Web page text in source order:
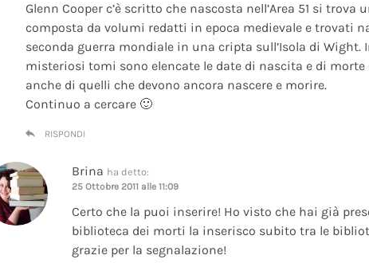
Glenn Cooper c’è scritto che nascosta nell’Area 51 si trova
composta da volumi redatti in epoca medievale e trovati
seconda guerra mondiale in una cripta sull’Isola di Wight.
misteriosi tomi sono elencate le date di nascita e di
anche di quelli che devono ancora nascere e morire.
Continuo a cercare 🙂
RISPONDI
Brina ha detto:
25 Ottobre 2011 alle 11:09
Certo che la puoi inserire! Ho visto che hai già
biblioteca dei morti la inserisco subito tra le
grazie per la segnalazione!